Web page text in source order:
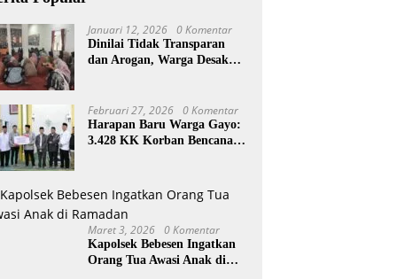
Januari 12, 2026 0 Komentar
Dinilai Tidak Transparan
dan Arogan, Warga Desak
Februari 27, 2026 0 Komentar
Harapan Baru Warga Gayo:
3.428 KK Korban Bencana
Maret 3, 2026 0 Komentar
Kapolsek Bebesen Ingatkan
Orang Tua Awasi Anak di